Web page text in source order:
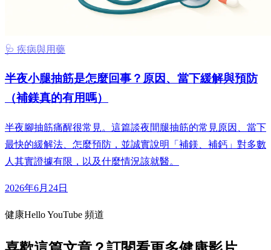
🩺 疾病與用藥
半夜小腿抽筋是怎麼回事？原因、當下緩解與預防
（補鎂真的有用嗎）
半夜腳抽筋痛醒很常見。這篇談夜間腿抽筋的常見原因、當下
最快的緩解法、怎麼預防，並誠實說明「補鎂、補鈣」對多數
人其實證據有限，以及什麼情況該就醫。
2026年6月24日
健康Hello YouTube 頻道